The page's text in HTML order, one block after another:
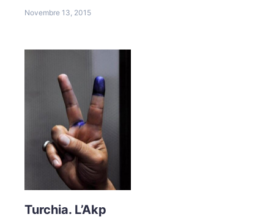
Novembre 13, 2015
Turchia. L’Akp